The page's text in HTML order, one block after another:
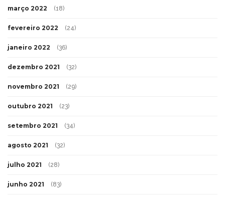
março 2022 (18)
fevereiro 2022 (24)
janeiro 2022 (36)
dezembro 2021 (32)
novembro 2021 (29)
outubro 2021 (23)
setembro 2021 (34)
agosto 2021 (32)
julho 2021 (28)
junho 2021 (83)